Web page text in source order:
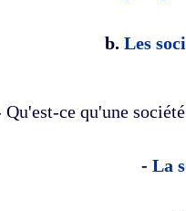
b. Les
Qu'est-ce qu'une
- La